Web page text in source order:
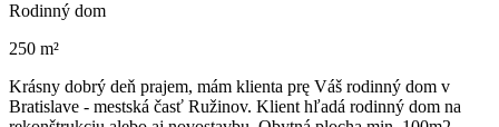
Rodinný dom
250 m²
Krásny dobrý deň prajem, mám klienta prę Váš rodinný dom v
Bratislave - mestská časť Ružinov. Klient hľadá rodinný dom na